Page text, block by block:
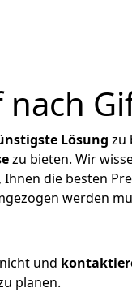
Lösung zu
zu bieten. Wir
die besten
werden
und
planen.